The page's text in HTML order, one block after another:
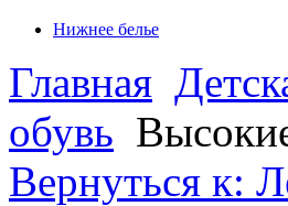
Нижнее белье
Главная
обувь
Вернуться к: